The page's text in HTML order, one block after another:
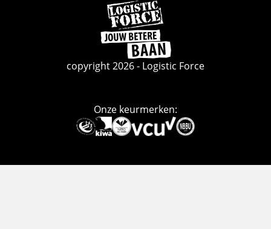
Ga
naar
de
homepage
copyright 2026 - Logistic Force
Onze keurmerken:
Deze
link
naar